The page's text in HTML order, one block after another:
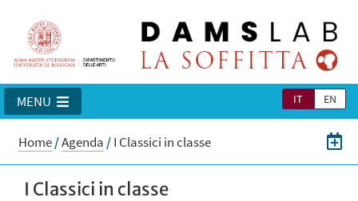
IT EN
MENU
Home/Agenda /I Classici in classe
I Classici in classe